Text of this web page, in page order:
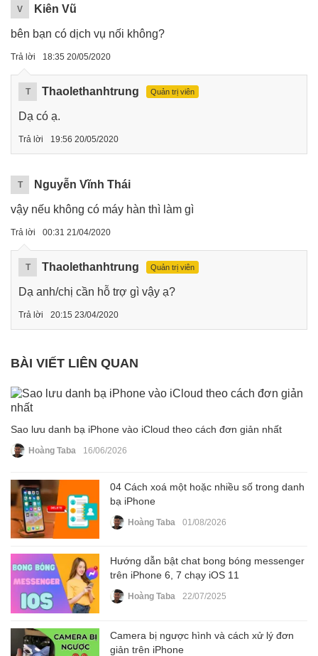
V Kiên Vũ
bên bạn có dịch vụ nối không?
Trả lời 18:35 20/05/2020
T Thaolethanhtrung Quản trị viên
Dạ có ạ.
Trả lời 19:56 20/05/2020
T Nguyễn Vĩnh Thái
vậy nếu không có máy hàn thì làm gì
Trả lời 00:31 21/04/2020
T Thaolethanhtrung Quản trị viên
Dạ anh/chị cần hỗ trợ gì vậy ạ?
Trả lời 20:15 23/04/2020
BÀI VIẾT LIÊN QUAN
Sao lưu danh bạ iPhone vào iCloud theo cách đơn giản nhất
Hoàng Taba 16/06/2026
04 Cách xoá một hoặc nhiều số trong danh
bạ iPhone
Hoàng Taba 01/08/2026
Hướng dẫn bật chat bong bóng messenger
trên iPhone 6, 7 chạy iOS 11
Hoàng Taba 22/07/2025
Camera bị ngược hình và cách xử lý đơn
giản trên iPhone